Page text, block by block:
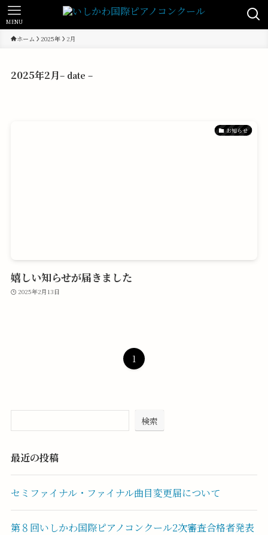
MENU
ホーム 2025年 2月
2025年2月– date –
お知らせ
嬉しい知らせが届きました
2025年2月13日
1
検索
最近の投稿
セミファイナル・ファイナル曲目変更届について
第８回いしかわ国際ピアノコンクール2次審査合格者発表